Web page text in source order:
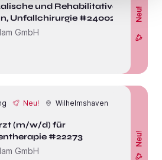
und Rehabilitative
Unfallchirurgie #24002
GmbH
Neu!
Neu! Wilhelmshaven
(m/w/d) für
#22273
GmbH
Neu!